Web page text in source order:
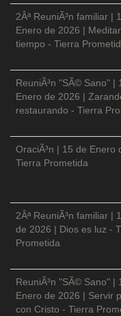
2Âª ReuniÃ³n familiar |
Enero de 2026 |
tiempo - Tierra
ReuniÃ³n "SÃ© Sano" |
Enero de 2026 |
restaurando - Tierra
OraciÃ³n | 15 de Enero
Tierra Prometida
2Âª ReuniÃ³n familiar |
de 2026 | Dios es luz -
Prometida
ReuniÃ³n "SÃ© Sano" |
Enero de 2026 | Servir
con Cristo - Tierra